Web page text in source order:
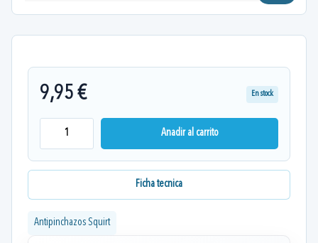
9,95 € En stock
Anadir al carrito
Ficha tecnica
Antipinchazos Squirt